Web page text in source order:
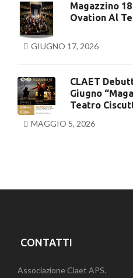
Magazzino
Ovation Al
GIUGNO 17, 2026
CLAET
Giugno
Teatro
MAGGIO 5, 2026
CONTATTI
Associazione Claet APS.